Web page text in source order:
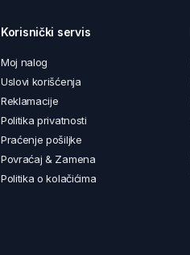
Korisnički servis
Moj nalog
Uslovi korišćenja
Reklamacije
Politika privatnosti
Praćenje pošiljke
Povraćaj & Zamena
Politika o kolačićima